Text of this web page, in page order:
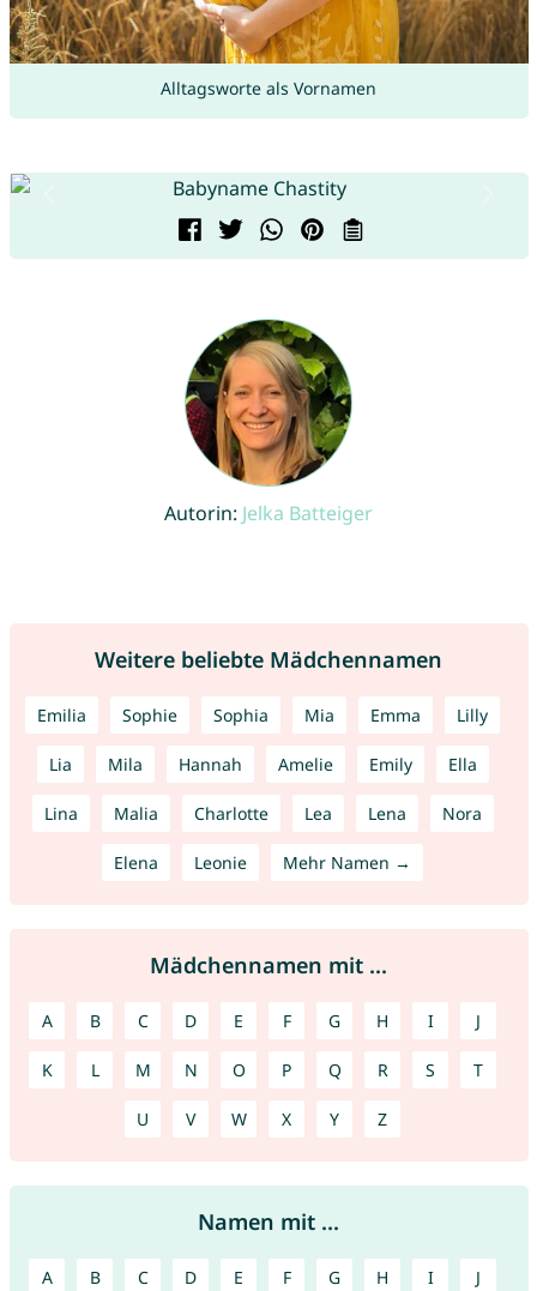
Alltagsworte als Vornamen
Autorin: Jelka Batteiger
Weitere beliebte Mädchennamen
Emilia Sophie Sophia Mia Emma Lilly
Lia Mila Hannah Amelie Emily Ella
Lina Malia Charlotte Lea Lena Nora
Elena Leonie Mehr Namen →
Mädchennamen mit ...
A B C D E F G H I J
K L M N O P Q R S T
U V W X Y Z
Namen mit ...
A B C D E F G H I J